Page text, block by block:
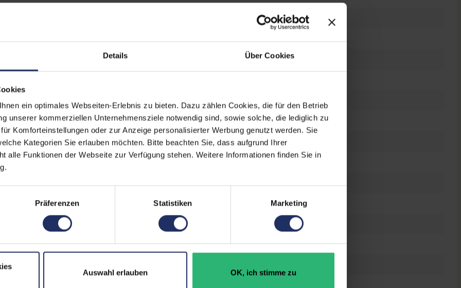
Details Über Cookies
ein optimales Webseiten-Erlebnis zu bieten. Dazu zählen Cookies, die für den Betrieb
unserer kommerziellen Unternehmensziele notwendig sind, sowie solche, die lediglich zu
Komforteinstellungen oder zur Anzeige personalisierter Werbung genutzt werden. Sie
Kategorien Sie erlauben möchten. Bitte beachten Sie, dass aufgrund Ihrer
alle Funktionen der Webseite zur Verfügung stehen. Weitere Informationen finden Sie in
Präferenzen Statistiken Marketing
Auswahl erlauben OK, ich stimme zu
Aufkleber befindet sich
auf
liegt im Normalfall
übernehmen.
Displaygröße: 14,0 Zoll
Displayart: Mattes Display
Prozessor: Intel Core i5 10210U @ 1,6 GHz
CPU Generation: 10
Prozessorkerne:
Arbeitsspeicher:
Webcam:
LTE: Nein